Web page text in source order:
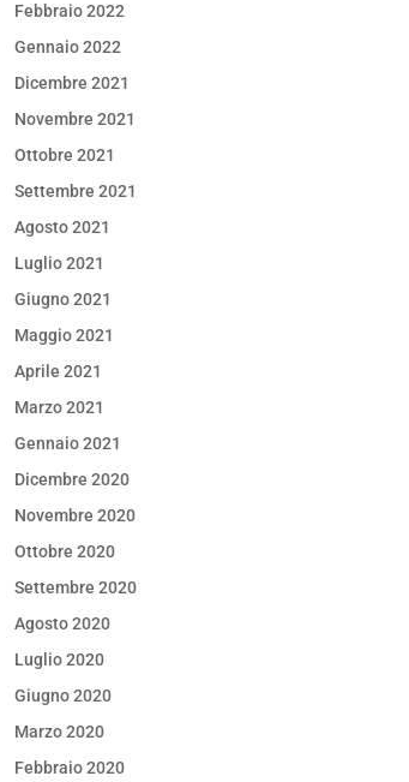
Febbraio 2022
Gennaio 2022
Dicembre 2021
Novembre 2021
Ottobre 2021
Settembre 2021
Agosto 2021
Luglio 2021
Giugno 2021
Maggio 2021
Aprile 2021
Marzo 2021
Gennaio 2021
Dicembre 2020
Novembre 2020
Ottobre 2020
Settembre 2020
Agosto 2020
Luglio 2020
Giugno 2020
Marzo 2020
Febbraio 2020